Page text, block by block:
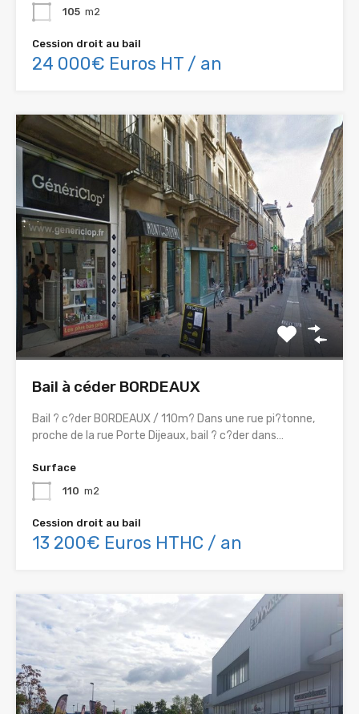
105 m2
Cession droit au bail
24 000€ Euros HT / an
Bail à céder BORDEAUX
Bail ? c?der BORDEAUX / 110m? Dans une rue pi?tonne,
proche de la rue Porte Dijeaux, bail ? c?der dans…
Surface
110 m2
Cession droit au bail
13 200€ Euros HTHC / an